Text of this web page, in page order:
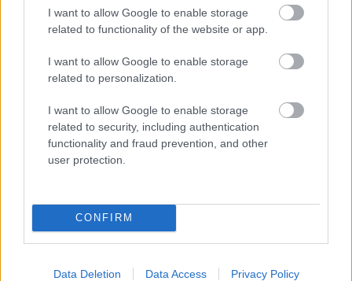
I want to allow Google to enable storage
related to functionality of the website or app.
I want to allow Google to enable storage
related to personalization.
I want to allow Google to enable storage
related to security, including authentication
functionality and fraud prevention, and other
user protection.
CONFIRM
Data Deletion Data Access Privacy Policy
SC MyPages – Všechny výsledky Ski
Classics na jednom místě
SC Play – živé vysílání
Exkluzivní nabídky a výhody
newsletteru